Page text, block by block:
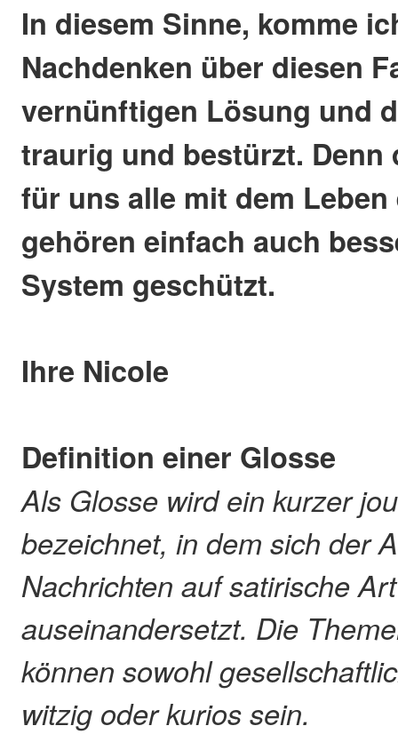
In diesem Sinne, komme
Nachdenken über diesen
vernünftigen Lösung und
traurig und bestürzt. Denn
für uns alle mit dem
gehören einfach auch
System geschützt.
Ihre Nicole
Definition einer Glosse
Als Glosse wird ein kurzer
bezeichnet, in dem sich der
Nachrichten auf satirische
auseinandersetzt. Die
können sowohl
witzig oder kurios sein.